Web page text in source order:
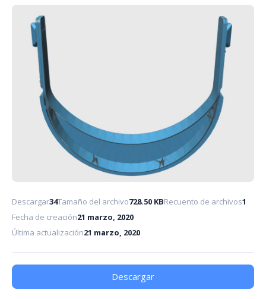
Descargar34Tamaño del archivo728.50 KBRecuento de archivos1
Fecha de creación21 marzo, 2020
Última actualización21 marzo, 2020
Descargar